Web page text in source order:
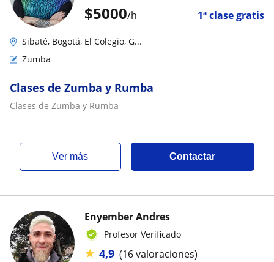
$5000/h 1ª clase gratis
Sibaté, Bogotá, El Colegio, G...
Zumba
Clases de Zumba y Rumba
Clases de Zumba y Rumba
ver más Contactar
Enyember Andres
Profesor Verificado
★ 4,9 (16 valoraciones)